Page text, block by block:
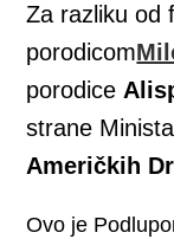
Za razliku od
porodicom
porodice
strane
Američkih
Ovo je